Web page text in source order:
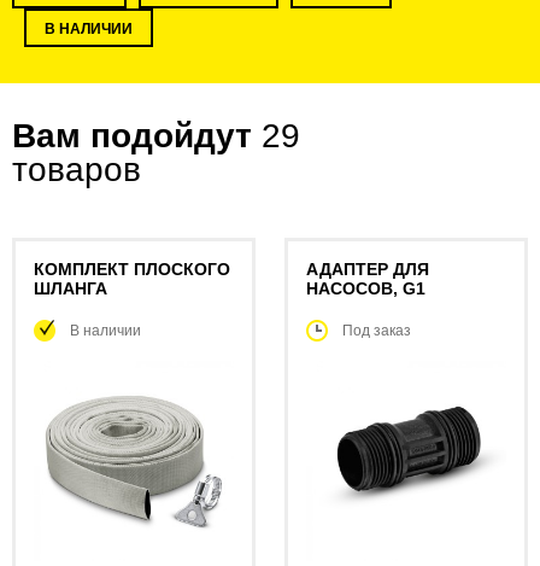
В НАЛИЧИИ
Вам подойдут 29
товаров
КОМПЛЕКТ ПЛОСКОГО
ШЛАНГА
В наличии
АДАПТЕР ДЛЯ
НАСОСОВ, G1
Под заказ